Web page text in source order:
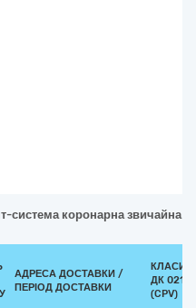
система коронарна звичайна
АДРЕСА ДОСТАВКИ /
ПЕРІОД ДОСТАВКИ
ДК
(CPV)